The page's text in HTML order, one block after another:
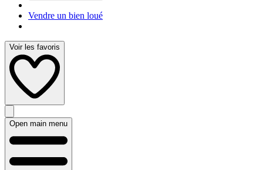
Vendre un bien loué
Voir les favoris
Open main menu